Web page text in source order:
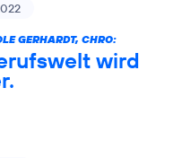
GERHARDT, CHRO:
wird